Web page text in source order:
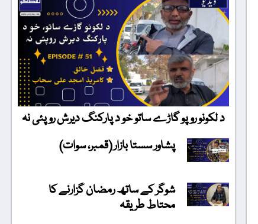
د لکونو روپو گاڑے ساتو خو د پارکنگ دیرش روپئی نہ
پشاور سستا بازار (قمبر، سوات)
شوگر کے ساتھ رمضان گزارنے کا
محتاط طریقہ